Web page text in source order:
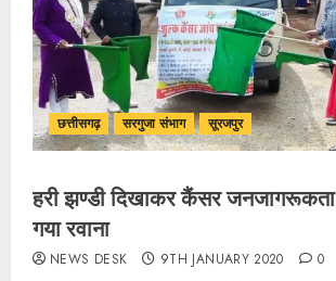
छत्तीसगढ़ सरगुजा संभाग सूरजपुर
हरी झण्डी दिखाकर कैंसर
गया रवाना
NEWS DESK 9TH JANUARY 2020 0